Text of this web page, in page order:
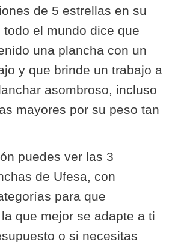
de 5 estrellas en su
el mundo dice que
una plancha con un
y que brinde un trabajo a
asombroso, incluso
mayores por su peso tan
puedes ver las 3
de Ufesa, con
para que
que mejor se adapte a ti
o si necesitas